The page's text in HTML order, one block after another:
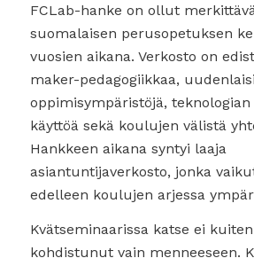
FCLab-hanke on ollut
suomalaisen perusopetuksen
vuosien aikana. Verkosto on
maker-pedagogiikkaa,
oppimisympäristöjä, teknologian
käyttöä sekä koulujen välistä
Hankkeen aikana syntyi laaja
asiantuntijaverkosto, jonka
edelleen koulujen arjessa
Kvätseminaarissa katse ei
kohdistunut vain menneeseen.